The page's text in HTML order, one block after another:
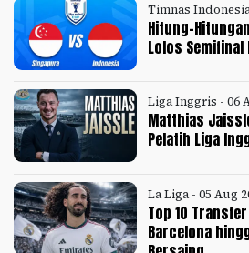
Timnas
Hitung-
Lolos Semifinal
Liga Inggris - 06
Matthias
Pelatih Liga
La Liga - 05 Aug
Top 10
Barcelona